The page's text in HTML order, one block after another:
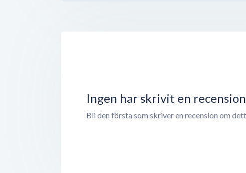
Ingen har skrivit en
Bli den första som skriver en recension om